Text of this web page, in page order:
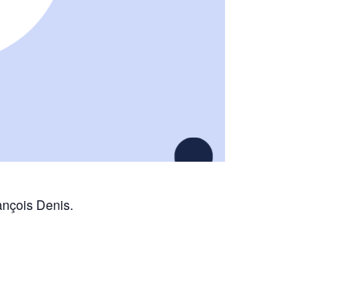
Denis.